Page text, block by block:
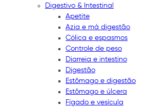
Digestivo & Intestinal
Apetite
Azia e má digestão
Cólica e espasmos
Controle de peso
Diarreia e intestino
Digestão
Estômago e digestão
Estômago e úlcera
Fígado e vesícula